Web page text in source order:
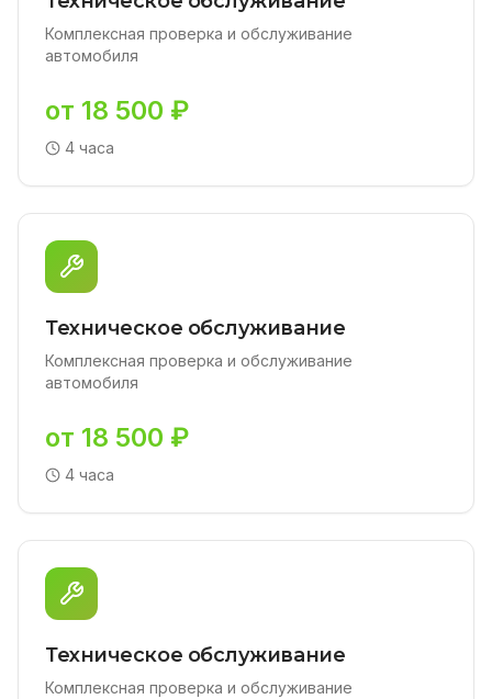
Комплексная проверка и обслуживание
автомобиля
от 18 500 ₽
4 часа
Техническое обслуживание
Комплексная проверка и обслуживание
автомобиля
от 18 500 ₽
4 часа
Техническое обслуживание
Комплексная проверка и обслуживание